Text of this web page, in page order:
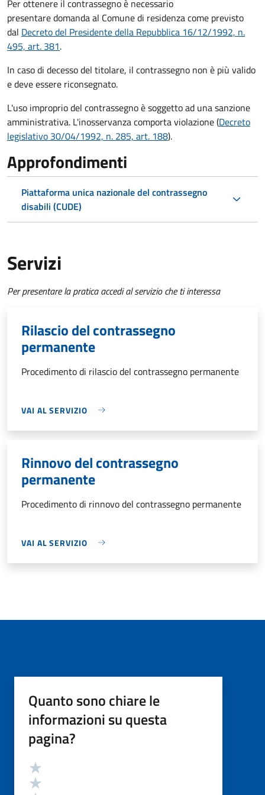
Per ottenere il contrassegno è necessario
presentare domanda al Comune di residenza come previsto
dal Decreto del Presidente della Repubblica 16/12/1992, n.
495, art. 381.
In caso di decesso del titolare, il contrassegno non è più valido
e deve essere riconsegnato.
L'uso improprio del contrassegno è soggetto ad una sanzione
amministrativa. L'inosservanza comporta violazione (Decreto
legislativo 30/04/1992, n. 285, art. 188).
Approfondimenti
Piattaforma unica nazionale del contrassegno
disabili (CUDE)
Servizi
Per presentare la pratica accedi al servizio che ti interessa
Rilascio del contrassegno
permanente
Procedimento di rilascio del contrassegno permanente
VAI AL SERVIZIO
Rinnovo del contrassegno
permanente
Procedimento di rinnovo del contrassegno permanente
VAI AL SERVIZIO
Quanto sono chiare le
informazioni su questa
pagina?
Valutazione